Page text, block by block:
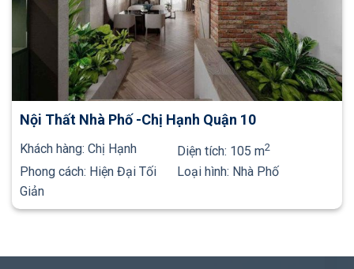
Nội Thất Nhà Phố -Chị Hạnh Quận 10
Khách hàng: Chị Hạnh Diện tích: 105 m2
Phong cách: Hiện Đại Tối
Giản
Loại hình: Nhà Phố